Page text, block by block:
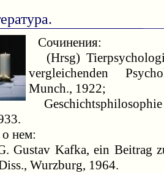
Сочинения:
(Hrsg)
vergleichenden
Munch., 1922;
нем:
Gustav Kafka, ein Beitrag
Wurzburg, 1964.